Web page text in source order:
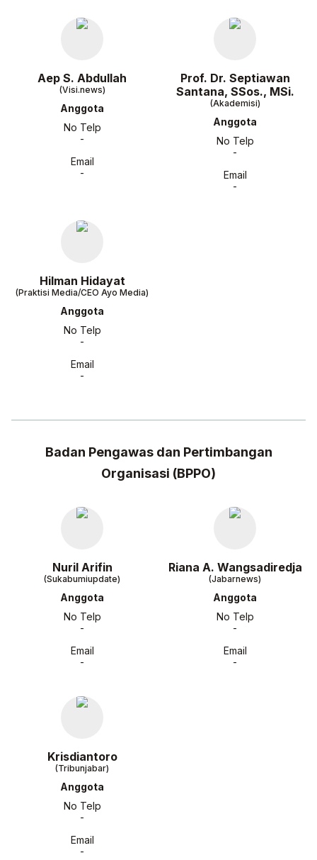
Aep S. Abdullah
(Visi.news)
Anggota
No Telp
-
Email
-
Prof. Dr. Septiawan
Santana, SSos., MSi.
(Akademisi)
Anggota
No Telp
-
Email
-
Hilman Hidayat
(Praktisi Media/CEO Ayo Media)
Anggota
No Telp
-
Email
-
Badan Pengawas dan Pertimbangan
Organisasi (BPPO)
Nuril Arifin
(Sukabumiupdate)
Anggota
No Telp
-
Email
-
Riana A. Wangsadiredja
(Jabarnews)
Anggota
No Telp
-
Email
-
Krisdiantoro
(Tribunjabar)
Anggota
No Telp
-
Email
-